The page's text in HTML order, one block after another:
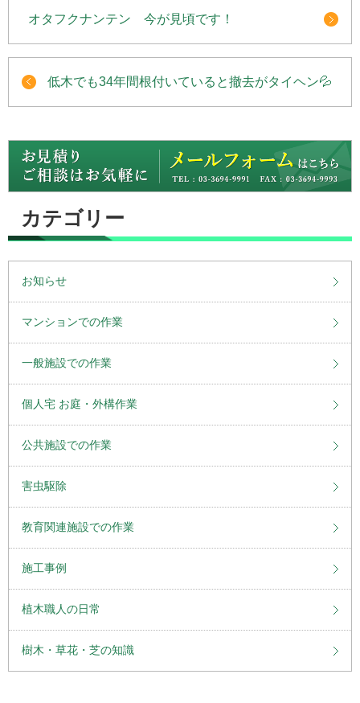
オタフクナンテン 今が見頃です！
低木でも34年間根付いていると撤去がタイヘン💦
カテゴリー
お知らせ
マンションでの作業
一般施設での作業
個人宅 お庭・外構作業
公共施設での作業
害虫駆除
教育関連施設での作業
施工事例
植木職人の日常
樹木・草花・芝の知識